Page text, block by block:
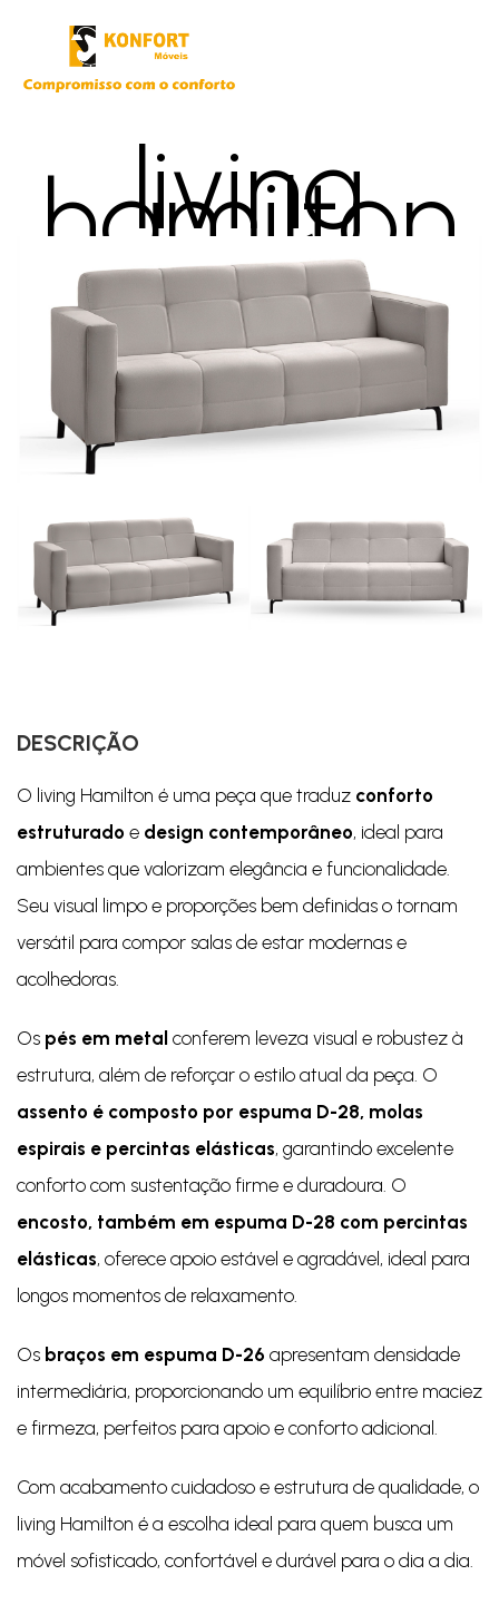
living
hamilton
DESCRIÇÃO
O living Hamilton é uma peça que traduz conforto
estruturado e design contemporâneo, ideal para
ambientes que valorizam elegância e funcionalidade.
Seu visual limpo e proporções bem definidas o tornam
versátil para compor salas de estar modernas e
acolhedoras.
Os pés em metal conferem leveza visual e robustez à
estrutura, além de reforçar o estilo atual da peça. O
assento é composto por espuma D-28, molas
espirais e percintas elásticas, garantindo excelente
conforto com sustentação firme e duradoura. O
encosto, também em espuma D-28 com percintas
elásticas, oferece apoio estável e agradável, ideal para
longos momentos de relaxamento.
Os braços em espuma D-26 apresentam densidade
intermediária, proporcionando um equilíbrio entre maciez
e firmeza, perfeitos para apoio e conforto adicional.
Com acabamento cuidadoso e estrutura de qualidade, o
living Hamilton é a escolha ideal para quem busca um
móvel sofisticado, confortável e durável para o dia a dia.